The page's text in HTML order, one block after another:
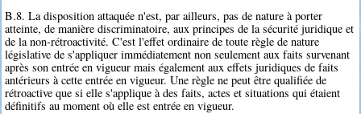
B.8. La disposition attaquée n'est, par ailleurs, pas de nature à porter
atteinte, de manière discriminatoire, aux principes de la sécurité juridique et
de la non-rétroactivité. C'est l'effet ordinaire de toute règle de nature
législative de s'appliquer immédiatement non seulement aux faits survenant
après son entrée en vigueur mais également aux effets juridiques de faits
antérieurs à cette entrée en vigueur. Une règle ne peut être qualifiée de
rétroactive que si elle s'applique à des faits, actes et situations qui étaient
définitifs au moment où elle est entrée en vigueur.